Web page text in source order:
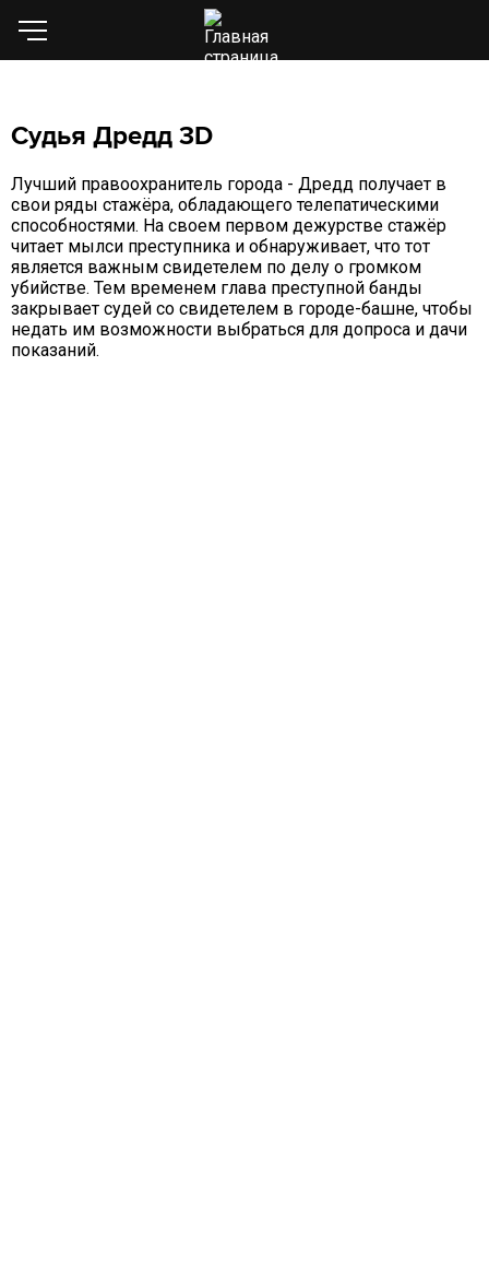
Судья Дредд 3D
Лучший правоохранитель города - Дредд получает в
свои ряды стажёра, обладающего телепатическими
способностями. На своем первом дежурстве стажёр
читает мылси преступника и обнаруживает, что тот
является важным свидетелем по делу о громком
убийстве. Тем временем глава преступной банды
закрывает судей со свидетелем в городе-башне, чтобы
недать им возможности выбраться для допроса и дачи
показаний.